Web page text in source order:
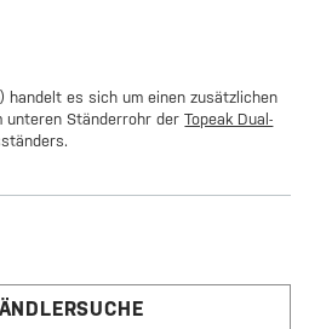
handelt es sich um einen zusätzlichen
unteren Ständerrohr derTopeak Dual-